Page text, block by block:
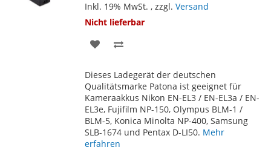
Inkl. 19% MwSt. , zzgl. Versand
Nicht lieferbar
ZUR
HINZUFÜGEN
HINZUFÜGEN
Dieses Ladegerät der deutschen
Qualitätsmarke Patona ist geeignet für
Kameraakkus Nikon EN-EL3 / EN-EL3a / EN-
EL3e, Fujifilm NP-150, Olympus BLM-1 /
BLM-5, Konica Minolta NP-400, Samsung
SLB-1674 und Pentax D-LI50. Mehr
erfahren